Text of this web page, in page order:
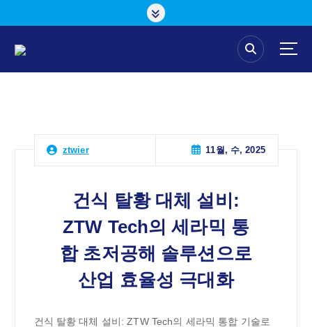
ztwier 11월, 수, 2025
건식 탈황 대체 설비:
ZTW Tech의 세라믹 통
합 초저공해 솔루션으로
산업 효율성 극대화
건식 탈황 대체 설비: ZTW Tech의 세라믹 통합 기술로